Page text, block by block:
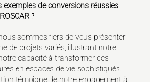
exemples de conversions réussies
?
sommes fiers de vous présenter
de projets variés, illustrant notre
capacité à transformer des
en espaces de vie sophistiqués.
témoigne de notre engagement à